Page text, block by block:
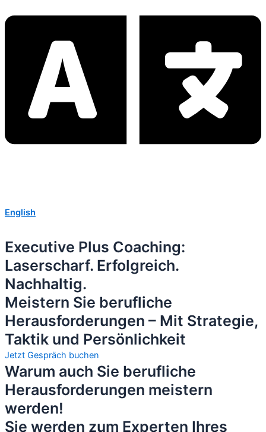
English
Executive Plus Coaching:
Laserscharf. Erfolgreich.
Nachhaltig.
Meistern Sie berufliche
Herausforderungen – Mit Strategie,
Taktik und Persönlichkeit
Jetzt Gespräch buchen
Warum auch Sie berufliche
Herausforderungen meistern
werden!
Sie werden zum Experten Ihres